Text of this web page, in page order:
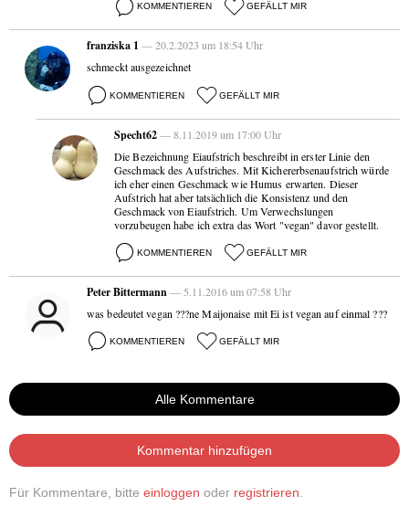
KOMMENTIEREN GEFÄLLT MIR
franziska 1 — 20.2.2023 um 18:54 Uhr
schmeckt ausgezeichnet
KOMMENTIEREN GEFÄLLT MIR
Specht62— 8.11.2019 um 17:00 Uhr
Die Bezeichnung Eiaufstrich beschreibt in erster Linie den
Geschmack des Aufstriches. Mit Kichererbsenaufstrich würde
ich eher einen Geschmack wie Humus erwarten. Dieser
Aufstrich hat aber tatsächlich die Konsistenz und den
Geschmack von Eiaufstrich. Um Verwechslungen
vorzubeugen habe ich extra das Wort "vegan" davor gestellt.
KOMMENTIEREN GEFÄLLT MIR
Peter Bittermann— 5.11.2016 um 07:58 Uhr
was bedeutet vegan ???ne Maijonaise mit Ei ist vegan auf einmal ???
KOMMENTIEREN GEFÄLLT MIR
Alle Kommentare
Kommentar hinzufügen
Für Kommentare, bitte einloggen oder registrieren